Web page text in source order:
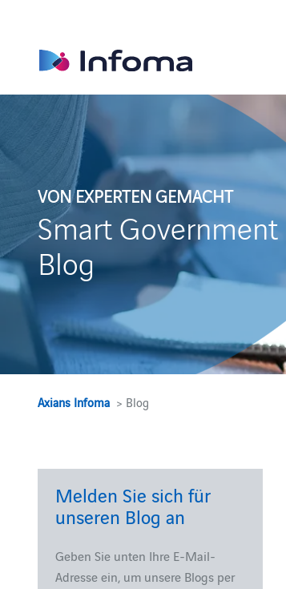
VON EXPERTEN GEMACHT
Smart Government
Blog
Axians Infoma > Blog
Melden Sie sich für
unseren Blog an
Geben Sie unten Ihre E-Mail-
Adresse ein, um unsere Blogs per